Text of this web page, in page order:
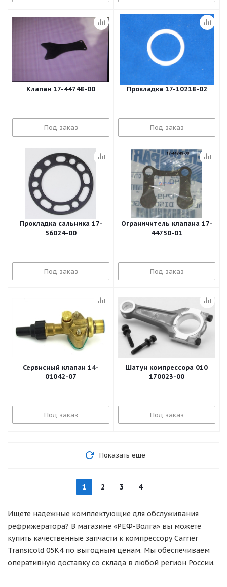
Клапан 17-44748-00
Под заказ
Прокладка 17-10218-02
Под заказ
Прокладка сальника 17-
56024-00
Под заказ
Ограничитель клапана 17-
44750-01
Под заказ
Сервисный клапан 14-
01042-07
Под заказ
Шатун компрессора 010
170023-00
Под заказ
Показать еще
1 2 3 4
Ищете надежные комплектующие для обслуживания
рефрижератора? В магазине «РЕФ-Волга» вы можете
купить качественные запчасти к компрессору Carrier
Transicold 05K4 по выгодным ценам. Мы обеспечиваем
оперативную доставку со склада в любой регион России.